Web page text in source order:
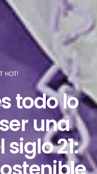
HOT!
todo lo
una
21: